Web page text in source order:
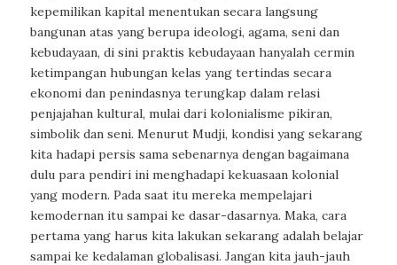
kepemilikan kapital menentukan secara langsung
bangunan atas yang berupa ideologi, agama, seni dan
kebudayaan, di sini praktis kebudayaan hanyalah cermin
ketimpangan hubungan kelas yang tertindas secara
ekonomi dan penindasnya terungkap dalam relasi
penjajahan kultural, mulai dari kolonialisme pikiran,
simbolik dan seni. Menurut Mudji, kondisi yang sekarang
kita hadapi persis sama sebenarnya dengan bagaimana
dulu para pendiri ini menghadapi kekuasaan kolonial
yang modern. Pada saat itu mereka mempelajari
kemodernan itu sampai ke dasar-dasarnya. Maka, cara
pertama yang harus kita lakukan sekarang adalah belajar
sampai ke kedalaman globalisasi. Jangan kita jauh-jauh